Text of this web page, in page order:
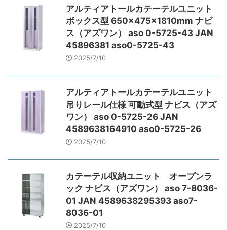
アルティアトールカテーテルユニット
ボックス型 650×475×1810mm ナビ
ス（アズワン） aso 0-5725-43 JAN
45896381 aso0-5725-43
2025/7/10
アルティアトールカテーテルユニット
吊りレール仕様 可動式型 ナビス（アズ
ワン） aso 0-5725-26 JAN
4589638164910 aso0-5725-26
2025/7/10
カテーテル収納ユニット オープンラ
ック ナビス（アズワン） aso 7-8036-
01 JAN 4589638295393 aso7-
8036-01
2025/7/10